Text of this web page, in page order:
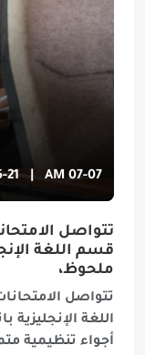
07-07 AM
21
تتواصل
قسم اللغة
ملحوظ،
تتواصل
اللغة
أجواء تنظيمية